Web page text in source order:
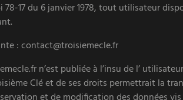
17 du 6 janvier 1978, tout utilisateur
: contact@troisiemecle.fr
n’est publiée à l’insu de l’
Clé et de ses droits permettrait la